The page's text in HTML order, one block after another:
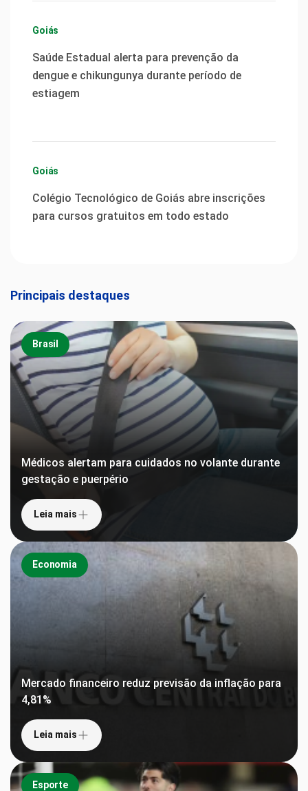
Goiás
Saúde Estadual alerta para prevenção da
dengue e chikungunya durante período de
estiagem
Goiás
Colégio Tecnológico de Goiás abre inscrições
para cursos gratuitos em todo estado
Principais destaques
Brasil
Médicos alertam para cuidados no volante durante
gestação e puerpério
Leia mais
Economia
Mercado financeiro reduz previsão da inflação para
4,81%
Leia mais
Esporte